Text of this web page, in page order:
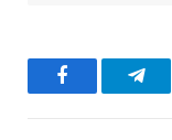
Facebook